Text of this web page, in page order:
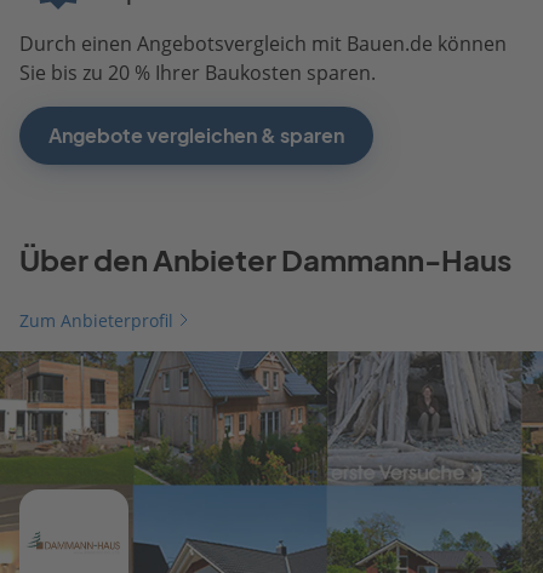
Durch einen Angebotsvergleich mit Bauen.de können
Sie bis zu 20 % Ihrer Baukosten sparen.
Angebote vergleichen & sparen
Über den Anbieter Dammann-Haus
Zum Anbieterprofil